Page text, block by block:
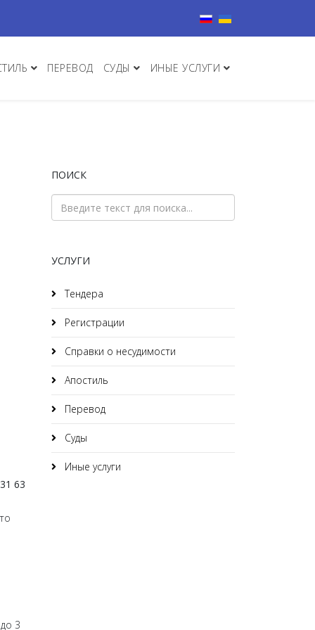
Выберите язык
ПЕРЕВОД СУДЫ ИНЫЕ УСЛУГИ
63
3
ПОИСК
УСЛУГИ
Тендера
Регистрации
Справки о несудимости
Апостиль
Перевод
Суды
Иные услуги